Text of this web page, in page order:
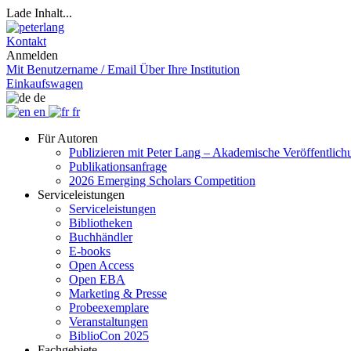
Lade Inhalt...
Kontakt
Anmelden
Mit Benutzername / Email Über Ihre Institution
Einkaufswagen
de
en
fr
Für Autoren
Publizieren mit Peter Lang – Akademische
Publikationsanfrage
2026 Emerging Scholars Competition
Serviceleistungen
Serviceleistungen
Bibliotheken
Buchhändler
E-books
Open Access
Open EBA
Marketing & Presse
Probeexemplare
Veranstaltungen
BiblioCon 2025